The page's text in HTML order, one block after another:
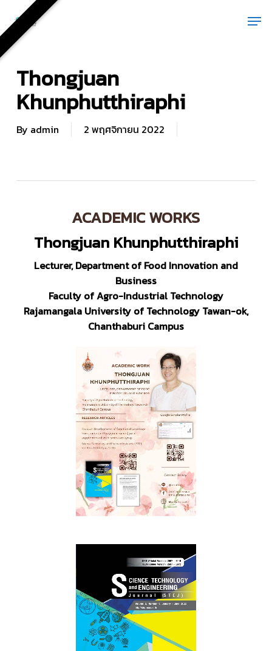
main
content
Thongjuan
Khunphutthiraphi
By admin 2 พฤศจิกายน 2022
ACADEMIC WORKS
Thongjuan Khunphutthiraphi
Lecturer, Department of Food Innovation and
Business
Faculty of Agro-Industrial Technology
Rajamangala University of Technology Tawan-ok,
Chanthaburi Campus